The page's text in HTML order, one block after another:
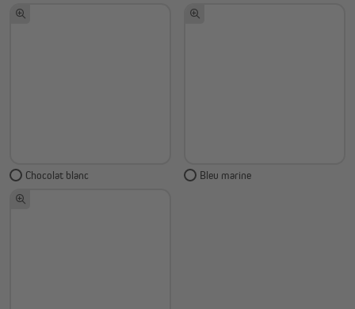
Chocolat blanc Bleu marine